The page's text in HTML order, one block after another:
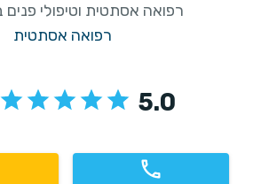
רפואה אסתטית וטיפולי
רפואה אסתטית
5.0